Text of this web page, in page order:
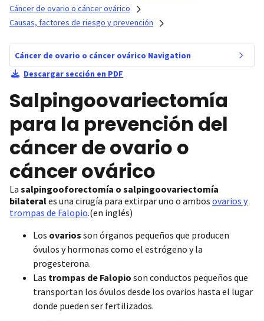
Cáncer de ovario o cáncer ovárico
Causas, factores de riesgo y prevención
Cáncer de ovario o cáncer ovárico Navigation
Descargar sección en PDF
Salpingoovariectomía
para la prevención del
cáncer de ovario o
cáncer ovárico
La salpingooforectomía o salpingoovariectomía
bilaterales una cirugía para extirpar uno o ambos ovarios y
trompas de Falopio.(en inglés)
Los ovarios son órganos pequeños que producen
óvulos y hormonas como el estrógeno y la
progesterona.
Las trompas de Falopio son conductos pequeños que
transportan los óvulos desde los ovarios hasta el lugar
donde pueden ser fertilizados.